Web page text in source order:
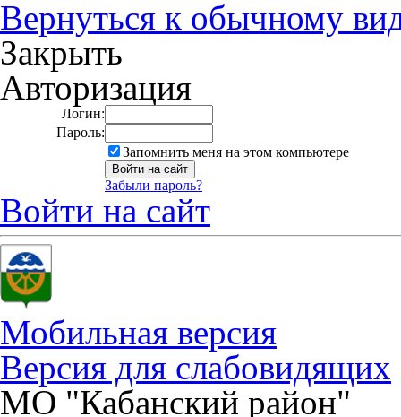
Вернуться к обычному
Закрыть
Авторизация
Логин:
Пароль:
Запомнить меня на этом компьютере
Забыли пароль?
Войти на сайт
Мобильная версия
Версия для слабовидящих
МО "Кабанский район"